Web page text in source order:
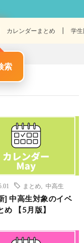
カレンダーまとめ 学
まとめ 中高生
] 中高生対象のイベ
め 【5月版】
索